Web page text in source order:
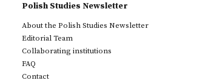
Polish Studies Newsletter
About the Polish Studies Newsletter
Editorial Team
Collaborating institutions
FAQ
Contact